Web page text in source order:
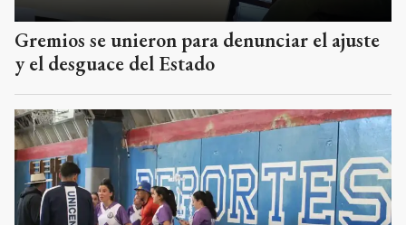
Gremios se unieron para denunciar el ajuste
y el desguace del Estado